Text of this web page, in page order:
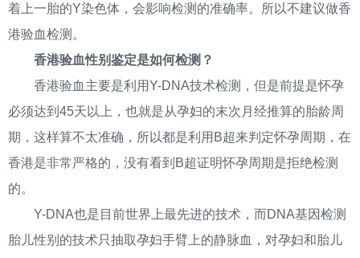
着上一胎的Y染色体，会影响检测的准确率。所以不建议做香
港验血检测。
香港验血性别鉴定是如何检测？
香港验血主要是利用Y-DNA技术检测，但是前提是怀孕
必须达到45天以上，也就是从孕妇的末次月经推算的胎龄周
期，这样算不太准确，所以都是利用B超来判定怀孕周期，在
香港是非常严格的，没有看到B超证明怀孕周期是拒绝检测
的。
Y-DNA也是目前世界上最先进的技术，而DNA基因检测
胎儿性别的技术只抽取孕妇手臂上的静脉血，对孕妇和胎儿